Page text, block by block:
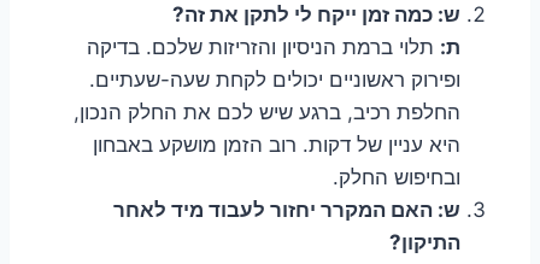
ש: כמה זמן ייקח לי לתקן את זה?
ת: תלוי ברמת הניסיון והזריזות שלכם. בדיקה
ופירוק ראשוניים יכולים לקחת שעה-שעתיים.
החלפת רכיב, ברגע שיש לכם את החלק הנכון,
היא עניין של דקות. רוב הזמן מושקע באבחון
ובחיפוש החלק.
ש: האם המקרר יחזור לעבוד מיד לאחר
התיקון?